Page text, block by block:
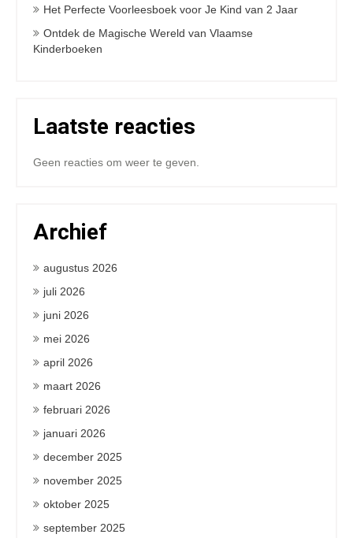
Het Perfecte Voorleesboek voor Je Kind van 2 Jaar
Ontdek de Magische Wereld van Vlaamse
Kinderboeken
Laatste reacties
Geen reacties om weer te geven.
Archief
augustus 2026
juli 2026
juni 2026
mei 2026
april 2026
maart 2026
februari 2026
januari 2026
december 2025
november 2025
oktober 2025
september 2025